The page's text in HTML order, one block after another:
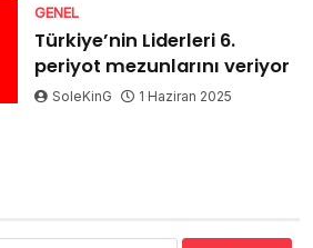
GENEL
Türkiye’nin Liderleri 6.
periyot mezunlarını veriyor
SoleKinG 1 Haziran 2025